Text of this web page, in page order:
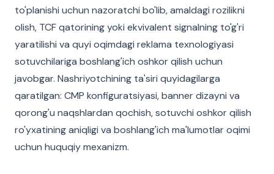
to'planishi uchun nazoratchi bo'lib, amaldagi rozilikni
olish, TCF qatorining yoki ekvivalent signalning to'g'ri
yaratilishi va quyi oqimdagi reklama texnologiyasi
sotuvchilariga boshlang'ich oshkor qilish uchun
javobgar. Nashriyotchining ta'siri quyidagilarga
qaratilgan: CMP konfiguratsiyasi, banner dizayni va
qorong'u naqshlardan qochish, sotuvchi oshkor qilish
ro'yxatining aniqligi va boshlang'ich ma'lumotlar oqimi
uchun huquqiy mexanizm.